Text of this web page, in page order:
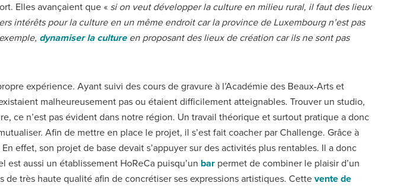
Elles avançaient que « si on veut développer la culture en milieu rural, il faut des lieux
intérêts pour la culture en un même endroit car la province de Luxembourg n’est pas
dynamiser la cultureen proposant des lieux de création car ils ne sont pas
expérience. Ayant suivi des cours de gravure à l’Académie des Beaux-Arts et
malheureusement pas ou étaient difficilement atteignables. Trouver un studio,
ce n’est pas évident dans notre région. Un travail théorique et surtout pratique a donc
Afin de mettre en place le projet, il s’est fait coacher par Challenge. Grâce à
effet, son projet de base devait s’appuyer sur des activités plus rentables. Il a donc
est aussi un établissement HoReCa puisqu’un barpermet de combiner le plaisir d’un
très haute qualité afin de concrétiser ses expressions artistiques. Cette vente de